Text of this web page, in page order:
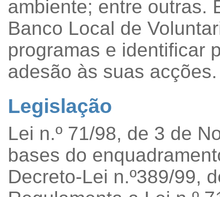
ambiente; entre outras.
Banco Local de
programas e identificar
adesão às suas acções.
Legislação
Lei n.º 71/98, de 3 de
bases do
Decreto-Lei n.º389/99,